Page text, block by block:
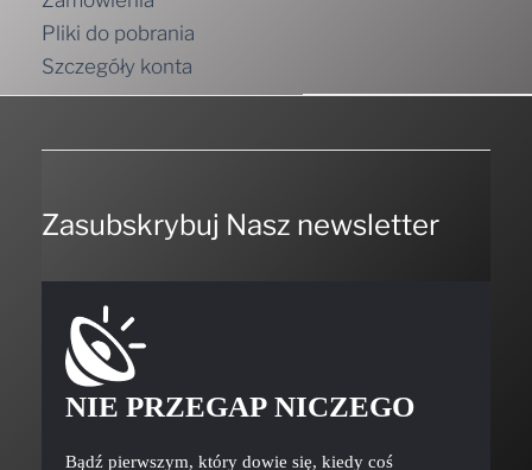
Pliki do pobrania
Szczegóły konta
Zasubskrybuj Nasz newsletter
NIE PRZEGAP NICZEGO
Bądź pierwszym, który dowie się, kiedy coś